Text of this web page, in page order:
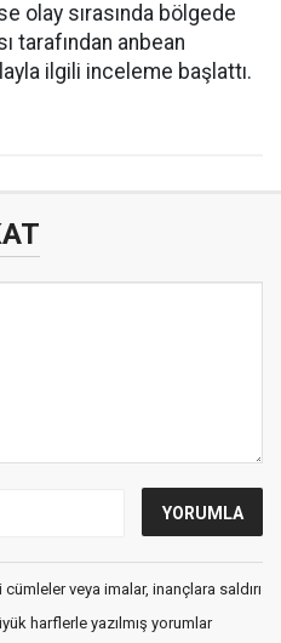
olay sırasında bölgede
tarafından anbean
ilgili inceleme başlattı.
veya imalar, inançlara saldırı
harflerle yazılmış yorumlar